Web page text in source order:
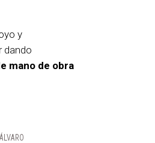
y
dando
mano de obra